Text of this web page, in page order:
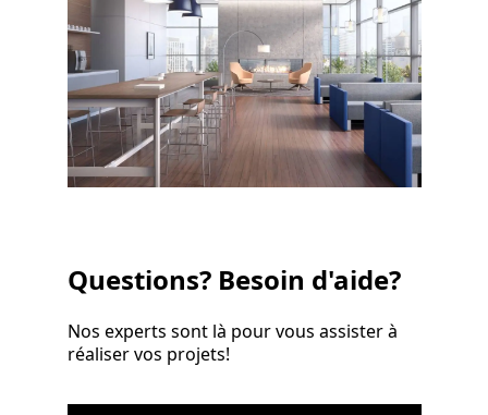
Questions? Besoin d'aide?
Nos experts sont là pour vous assister à
réaliser vos projets!